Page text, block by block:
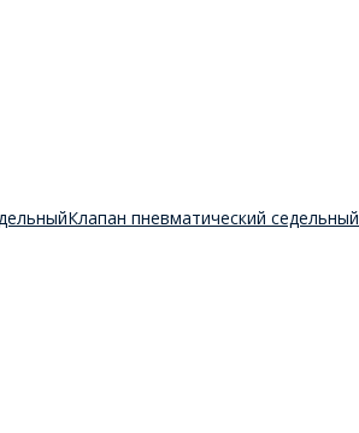
Клапан пневматический седельный